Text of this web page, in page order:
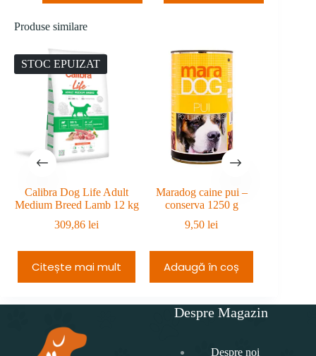
240,98 lei
până
la
270,98 lei.
până
la
229,99 lei.
Produse similare
STOC EPUIZAT
Calibra Dog Life Adult
Medium Breed Lamb 12 kg
309,86lei
Citește mai mult
Maradog caine pui –
conserva 1250 g
9,50lei
Adaugă în coș
Despre Magazin
Despre noi